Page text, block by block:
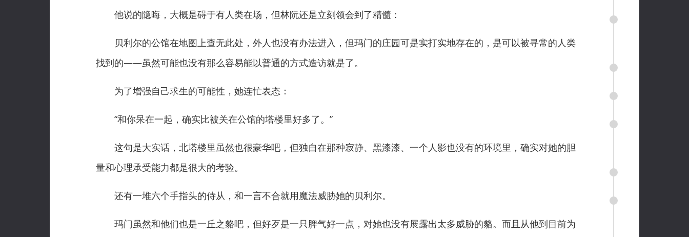
他说的隐晦，大概是碍于有人类在场，但林阮还是立刻领会到了精髓：
贝利尔的公馆在地图上查无此处，外人也没有办法进入，但玛门的庄园可是实打实地存在的，是可以被寻常的人类
找到的——虽然可能也没有那么容易能以普通的方式造访就是了。
为了增强自己求生的可能性，她连忙表态：
“和你呆在一起，确实比被关在公馆的塔楼里好多了。”
这句是大实话，北塔楼里虽然也很豪华吧，但独自在那种寂静、黑漆漆、一个人影也没有的环境里，确实对她的胆
量和心理承受能力都是很大的考验。
还有一堆六个手指头的侍从，和一言不合就用魔法威胁她的贝利尔。
玛门虽然和他们也是一丘之貉吧，但好歹是一只脾气好一点，对她也没有展露出太多威胁的貉。而且从他到目前为